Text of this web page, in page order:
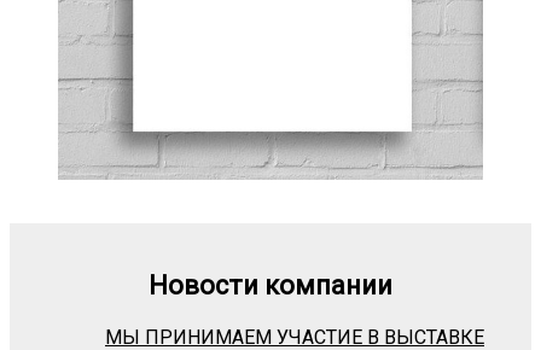
Новости компании
МЫ ПРИНИМАЕМ УЧАСТИЕ В ВЫСТАВКЕ